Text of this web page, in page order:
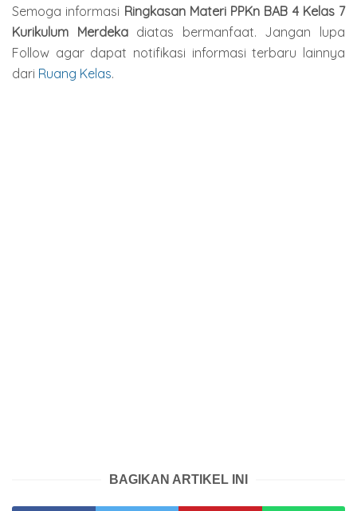
Semoga informasi Ringkasan Materi PPKn BAB 4 Kelas 7
Kurikulum Merdekadiatas bermanfaat. Jangan lupa
Follow agar dapat notifikasi informasi terbaru lainnya
dari Ruang Kelas.
BAGIKAN ARTIKEL INI